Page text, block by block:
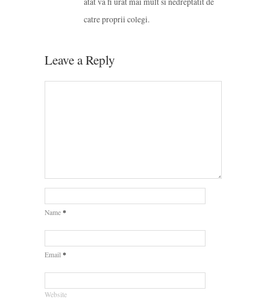
catre proprii colegi.
Leave a Reply
Name *
Email *
Website